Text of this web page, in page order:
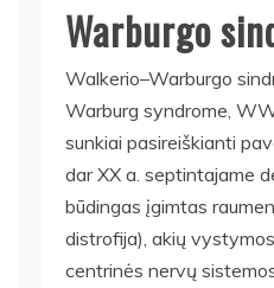
Warburgo
Walkerio–Warburgo
Warburg syndrome,
sunkiai pasireiškianti
dar XX a. septintajame
būdingas įgimtas
distrofija), akių
centrinės nervų